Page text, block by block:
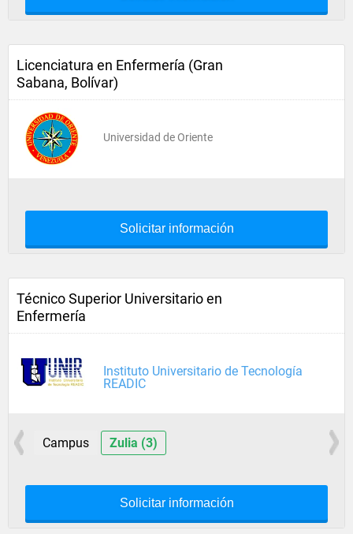
Licenciatura en Enfermería (Gran
Sabana, Bolívar)
Universidad de Oriente
Solicitar información
Técnico Superior Universitario en
Enfermería
Instituto Universitario de Tecnología
READIC
Campus Zulia (3)
Solicitar información